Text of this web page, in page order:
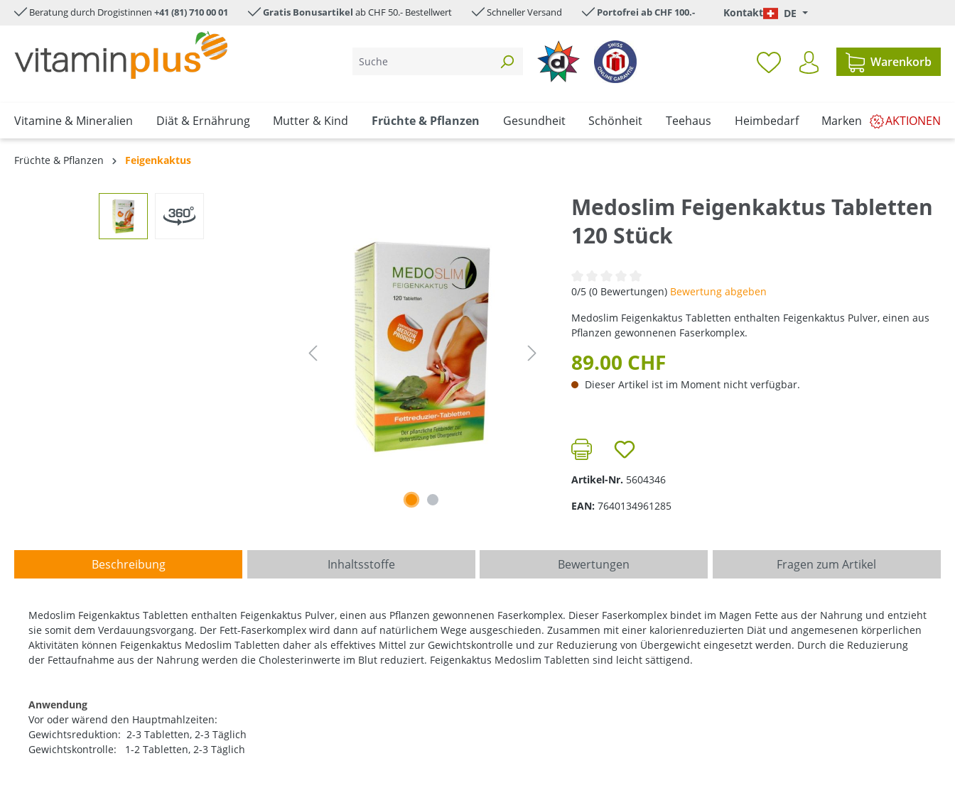
springen Zur Hauptnavigation springen
Beratung durch Drogistinnen +41 (81) 710 00 01 Gratis Bonusartikel ab CHF 50.- Bestellwert Schneller Versand Portofrei ab CHF 100.- Kontakt DE
Warenkorb
Vitamine & Mineralien Diät & Ernährung Mutter & Kind Früchte & Pflanzen Gesundheit Schönheit Teehaus Heimbedarf Marken AKTIONEN
Früchte & Pflanzen Feigenkaktus
Medoslim Feigenkaktus Tabletten
120 Stück
Durchschnittliche Bewertung von 0 von 5 Sternen
0/5 (0 Bewertungen) Bewertung abgeben
Medoslim Feigenkaktus Tabletten enthalten Feigenkaktus Pulver, einen aus
Pflanzen gewonnenen Faserkomplex.
89.00 CHF
Dieser Artikel ist im Moment nicht verfügbar.
Artikel-Nr. 5604346
EAN: 7640134961285
Beschreibung Inhaltsstoffe Bewertungen Fragen zum Artikel
Medoslim Feigenkaktus Tabletten enthalten Feigenkaktus Pulver, einen aus Pflanzen gewonnenen Faserkomplex. Dieser Faserkomplex bindet im Magen Fette aus der Nahrung und entzieht
sie somit dem Verdauungsvorgang. Der Fett-Faserkomplex wird dann auf natürlichem Wege ausgeschieden. Zusammen mit einer kalorienreduzierten Diät und angemesenen körperlichen
Aktivitäten können Feigenkaktus Medoslim Tabletten daher als effektives Mittel zur Gewichtskontrolle und zur Reduzierung von Übergewicht eingesetzt werden. Durch die Reduzierung
der Fettaufnahme aus der Nahrung werden die Cholesterinwerte im Blut reduziert. Feigenkaktus Medoslim Tabletten sind leicht sättigend.
Anwendung
Vor oder wärend den Hauptmahlzeiten:
Gewichtsreduktion: 2-3 Tabletten, 2-3 Täglich
Gewichtskontrolle: 1-2 Tabletten, 2-3 Täglich